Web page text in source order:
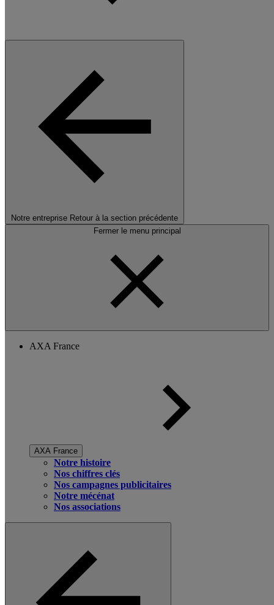
Notre entreprise Retour à la section précédente
Fermer le menu principal
AXA France
AXA France
Notre histoire
Nos chiffres clés
Nos campagnes publicitaires
Notre mécénat
Nos associations